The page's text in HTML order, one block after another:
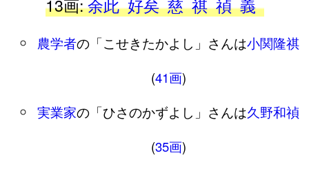
農学者の「こせきたかよし」さんは小関隆祺
(41画)
実業家の「ひさのかずよし」さんは久野和禎
(35画)